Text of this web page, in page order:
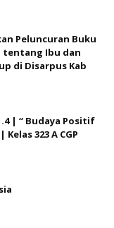
Peluncuran Buku
tentang Ibu dan
di Disarpus Kab
| “ Budaya Positif
323 A CGP